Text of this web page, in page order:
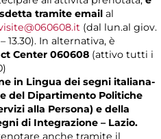
tramite email al
(dal lun.al giov.
13.30). In alternativa, è
Center 060608 (attivo tutti i
in Lingua dei segni italiana-
del Dipartimento Politiche
alla Persona) e della
di Integrazione – Lazio.
anche tramite il